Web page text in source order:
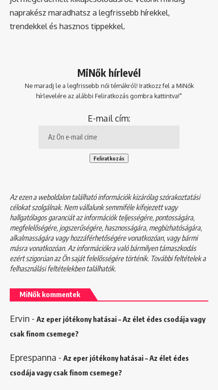
naprakész maradhatsz a legfrissebb hírekkel,
trendekkel és hasznos tippekkel.
MiNők hírlevél
Ne maradj le a legfrissebb női témákról! Iratkozz fel a MiNők
hírlevelére az alábbi Feliratkozás gombra kattintva!"
E-mail cím:
Az ezen a weboldalon található információk kizárólag szórakoztatási
célokat szolgálnak. Nem vállalunk semmiféle kifejezett vagy
hallgatólagos garanciát az információk teljességére, pontosságára,
megfelelőségére, jogszerűségére, hasznosságára, megbízhatóságára,
alkalmasságára vagy hozzáférhetőségére vonatkozóan, vagy bármi
másra vonatkozóan. Az információkra való bármilyen támaszkodás
ezért szigorúan az Ön saját felelősségére történik. További feltételek a
felhasználási feltételekbentalálhatók.
MiNők kommentek
Ervin - Az eper jótékony hatásai – Az élet édes csodája vagy
csak finom csemege?
Eprespanna - Az eper jótékony hatásai – Az élet édes
csodája vagy csak finom csemege?